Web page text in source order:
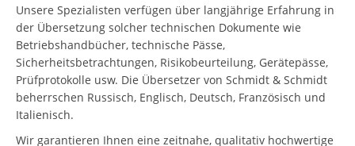
Unsere Spezialisten verfügen über langjährige Erfahrung in
der Übersetzung solcher technischen Dokumente wie
Betriebshandbücher, technische Pässe,
Sicherheitsbetrachtungen, Risikobeurteilung, Gerätepässe,
Prüfprotokolle usw. Die Übersetzer von Schmidt & Schmidt
beherrschen Russisch, Englisch, Deutsch, Französisch und
Italienisch.
Wir garantieren Ihnen eine zeitnahe, qualitativ hochwertige